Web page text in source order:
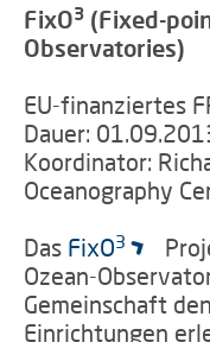
FixO3 (Fixed-
Observatories)
EU-finanziertes
Dauer:
Koordinator:
Oceanography
Das FixO3
Ozean-
Gemeinschaft
Einrichtungen